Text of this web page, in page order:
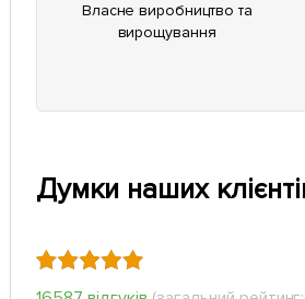
Власне виробництво та
вирощування
Думки наших